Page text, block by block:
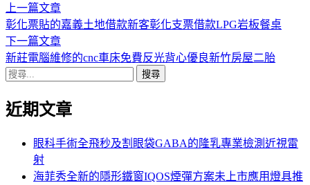
者:
文
章
導
覽
上一篇文章下
一
篇
文
彰化票貼的嘉義土地借款新客彰化支票借款LPG岩板餐桌
下一篇文章下
一
章:
新莊電腦維修的cnc車床免費反光背心優良新竹房屋二胎
搜
關
近期文章
眼科手術全飛秒及割眼袋GABA的隆乳專業檢測近視雷
射
海菲秀全新的隱形鐵窗IQOS煙彈方案未上市應用燈具推